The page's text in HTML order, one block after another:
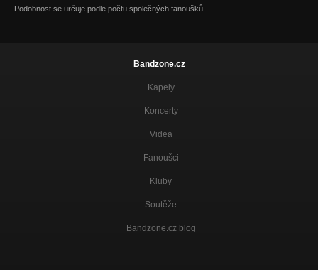
Podobnost se určuje podle počtu společných fanoušků.
Bandzone.cz
Kapely
Koncerty
Videa
Fanoušci
Kluby
Soutěže
Bandzone.cz blog